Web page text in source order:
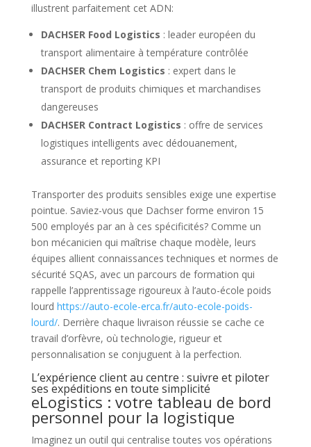
illustrent parfaitement cet ADN:
DACHSER Food Logistics : leader européen du
transport alimentaire à température contrôlée
DACHSER Chem Logistics : expert dans le
transport de produits chimiques et marchandises
dangereuses
DACHSER Contract Logistics : offre de services
logistiques intelligents avec dédouanement,
assurance et reporting KPI
Transporter des produits sensibles exige une expertise
pointue. Saviez-vous que Dachser forme environ 15
500 employés par an à ces spécificités? Comme un
bon mécanicien qui maîtrise chaque modèle, leurs
équipes allient connaissances techniques et normes de
sécurité SQAS, avec un parcours de formation qui
rappelle l’apprentissage rigoureux à l’auto-école poids
lourd https://auto-ecole-erca.fr/auto-ecole-poids-
lourd/. Derrière chaque livraison réussie se cache ce
travail d’orfèvre, où technologie, rigueur et
personnalisation se conjuguent à la perfection.
L’expérience client au centre : suivre et piloter
ses expéditions en toute simplicité
eLogistics : votre tableau de bord
personnel pour la logistique
Imaginez un outil qui centralise toutes vos opérations